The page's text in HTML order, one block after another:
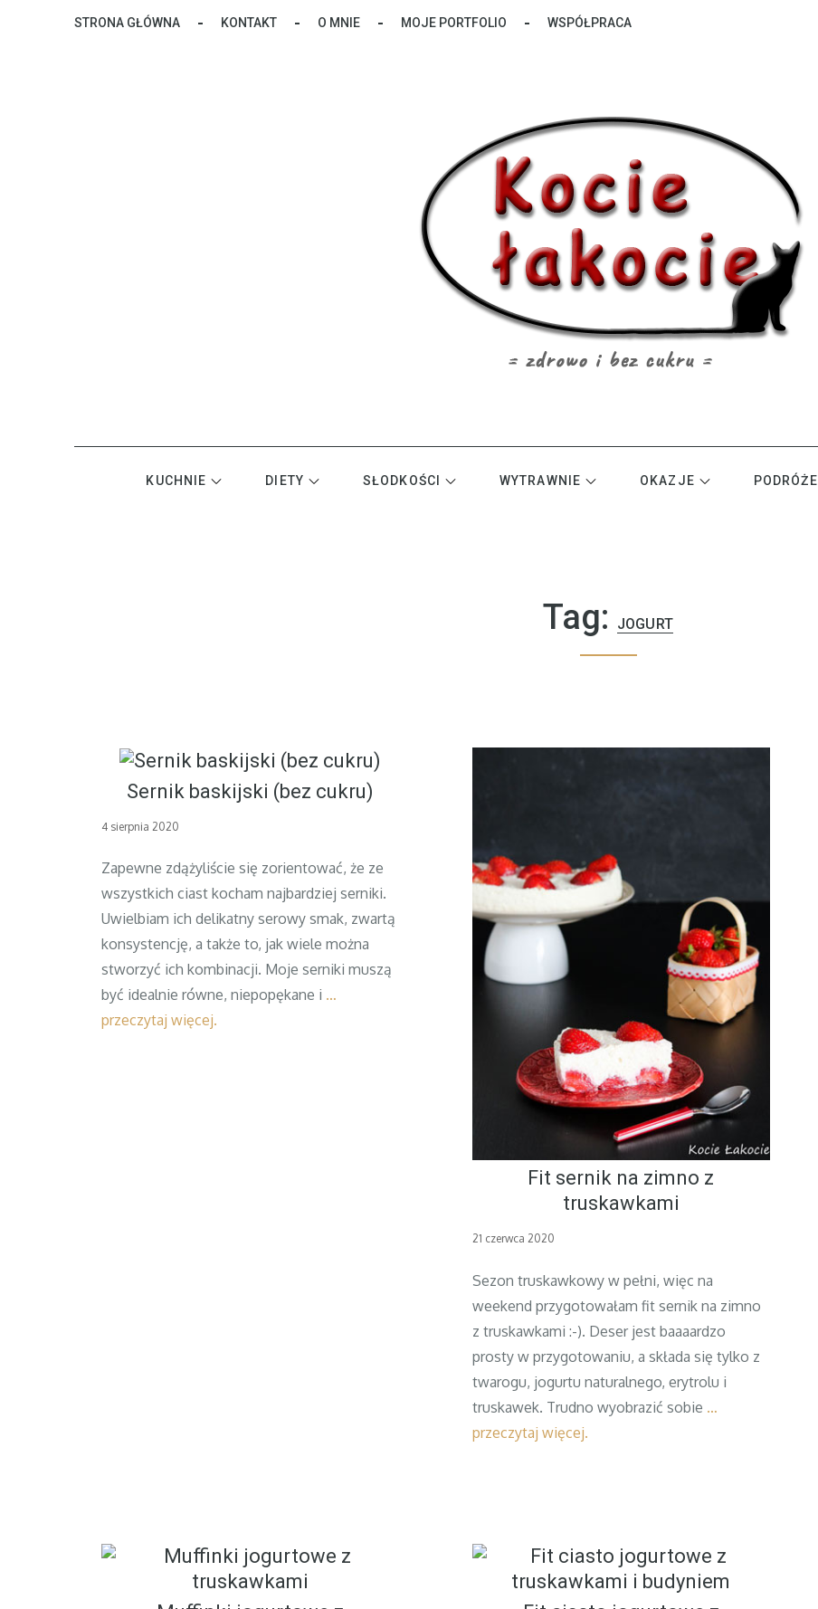
STRONA GŁÓWNA KONTAKT O MNIE MOJE PORTFOLIO WSPÓŁPRACA
KUCHNIE DIETY SŁODKOŚCI WYTRAWNIE OKAZJE PODRÓŻE
Tag: JOGURT
Sernik baskijski (bez cukru)
Posted
4 sierpnia 2020
Zapewne zdążyliście się zorientować, że ze
wszystkich ciast kocham najbardziej serniki.
Uwielbiam ich delikatny serowy smak, zwartą
konsystencję, a także to, jak wiele można
stworzyć ich kombinacji. Moje serniki muszą
być idealnie równe, niepopękane i …
przeczytaj więcej.
Fit sernik na zimno z
truskawkami
Posted
21 czerwca 2020
Sezon truskawkowy w pełni, więc na
weekend przygotowałam fit sernik na zimno
z truskawkami :-). Deser jest baaaardzo
prosty w przygotowaniu, a składa się tylko z
twarogu, jogurtu naturalnego, erytrolu i
truskawek. Trudno wyobrazić sobie …
przeczytaj więcej.